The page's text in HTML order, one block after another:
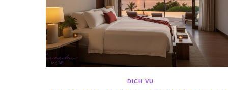
DỊCH VỤ